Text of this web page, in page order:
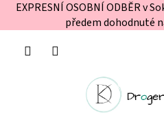
EXPRESNÍ OSOBNÍ ODBĚR v
předem dohodnuté